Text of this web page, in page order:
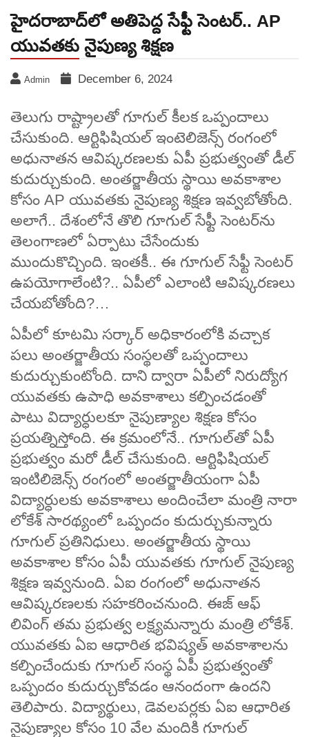
హైదరాబాద్​లో అతిపెద్ద​ సేఫ్టీ సెంటర్.. AP
యువతకు నైపుణ్య శిక్షణ
Admin December 6, 2024
తెలుగు రాష్ట్రాలతో గూగుల్‌ కీలక ఒప్పందాలు
చేసుకుంది. ఆర్టిఫిషియల్‌ ఇంటెలిజెన్స్‌ రంగంలో
అధునాతన ఆవిష్కరణలకు ఏపీ ప్రభుత్వంతో డీల్‌
కుదుర్చుకుంది. అంతర్జాతీయ స్థాయి అవకాశాల
కోసం AP యువతకు నైపుణ్య శిక్షణ ఇవ్వబోతోంది.
అలాగే.. దేశంలోనే తొలి గూగుల్‌ సేఫ్టీ సెంటర్‌ను
తెలంగాణలో ఏర్పాటు చేసేందుకు
ముందుకొచ్చింది. ఇంతకీ.. ఈ గూగుల్‌ సేఫ్టీ సెంటర్‌
ఉపయోగాలేంటి?.. ఏపీలో ఎలాంటి ఆవిష్కరణలు
చేయబోతోంది?…
ఏపీలో కూటమి సర్కార్ అధికారంలోకి వచ్చాక
పలు అంతర్జాతీయ సంస్థలతో ఒప్పందాలు
కుదుర్చుకుంటోంది. దాని ద్వారా ఏపీలో నిరుద్యోగ
యువతకు ఉపాధి అవకాశాలు కల్పించడంతో
పాటు విద్యార్ధులకూ నైపుణ్యాల శిక్షణ కోసం
ప్రయత్నిస్తోంది. ఈ క్రమంలోనే.. గూగుల్‌తో ఏపీ
ప్రభుత్వం మరో డీల్‌ చేసుకుంది. ఆర్టిఫిషియల్
ఇంటిలిజెన్స్ రంగంలో అంతర్జాతీయంగా ఏపీ
విద్యార్ధులకు అవకాశాలు అందించేలా మంత్రి నారా
లోకేశ్‌ సారథ్యంలో ఒప్పందం కుదుర్చుకున్నారు
గూగుల్‌ ప్రతినిధులు. అంతర్జాతీయ స్థాయి
అవకాశాల కోసం ఏపీ యువతకు గూగుల్‌ నైపుణ్య
శిక్షణ ఇవ్వనుంది. ఏఐ రంగంలో అధునాతన
ఆవిష్కరణలకు సహకరించనుంది. ఈజ్ ఆఫ్
లివింగ్ తమ ప్రభుత్వ లక్ష్యమన్నారు మంత్రి లోకేశ్​.
యువతకు ఏఐ ఆధారిత భవిష్యత్ అవకాశాలను
కల్పించేందుకు గూగుల్ సంస్థ ఏపీ ప్రభుత్వంతో
ఒప్పందం కుదుర్చుకోవడం ఆనందంగా ఉందని
తెలిపారు. విద్యార్థులు, డెవలపర్లకు ఏఐ ఆధారిత
నైపుణ్యాల కోసం 10 వేల మందికి గూగుల్